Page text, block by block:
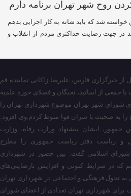
شد که باید شانه به کار اجرایی بدهم
در جهت رضایت حداکثری مردم از انقلاب و
از خبرگزاری فارس، علیرضا زاکانی نماینده قم
از اساتید، نخبگان و فضلای حوزه علمیه
شورای شهر تهران موضوع شهرداری تهران را
به صحبت با سران قوا منوط کردم.وی افزود:
ایشان پیشنهاد وزارت رفاه، وزارت
و ریاست دفتر ریاست جمهوری را مطرح
شورای اسلامی گفت: بین حضور در شهرداری
که در شرایط کنونی و افزایش نارضایتی‌های
به تحول فرهنگی و اجتماعی در شهرداری تهران
برای شهرداری تهران تعدادی از اعضای شورای